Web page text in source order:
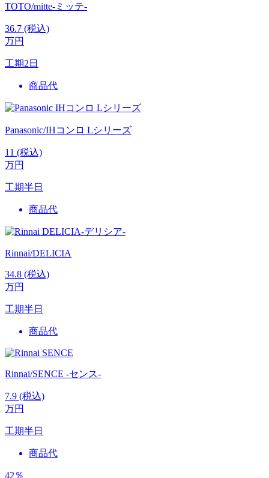
TOTO/mitte-ミッテ-
36.7 (税込)
万円
工期2日
商品代
Panasonic/IHコンロ Lシリーズ
11 (税込)
万円
工期半日
商品代
Rinnai/DELICIA
34.8 (税込)
万円
工期半日
商品代
Rinnai/SENCE -センス-
7.9 (税込)
万円
工期半日
商品代
42 ％